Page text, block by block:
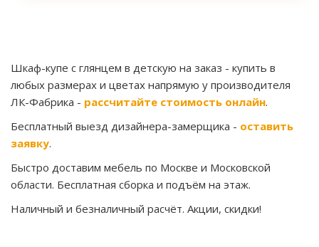
Шкаф-купе с глянцем в детскую на заказ - купить в
любых размерах и цветах напрямую у производителя
ЛК-Фабрика - рассчитайте стоимость онлайн.
Бесплатный выезд дизайнера-замерщика - оставить
заявку.
Быстро доставим мебель по Москве и Московской
области. Бесплатная сборка и подъём на этаж.
Наличный и безналичный расчёт. Акции, скидки!